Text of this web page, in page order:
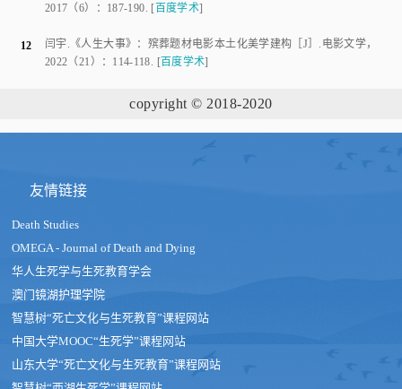
2017 （6）： 187-190. [ 百度学术]
12 闫宇 . 《人生大事》：殡葬题材电影本土化美学建构 ［J］. 电影文学，
2022 （21 ）： 114-118. [百度学术]
copyright © 2018-2020
友情链接
Death Studies
OMEGA - Journal of Death and Dying
华人生死学与生死教育学会
澳门镜湖护理学院
智慧树“死亡文化与生死教育”课程网站
中国大学MOOC“生死学”课程网站
山东大学“死亡文化与生死教育”课程网站